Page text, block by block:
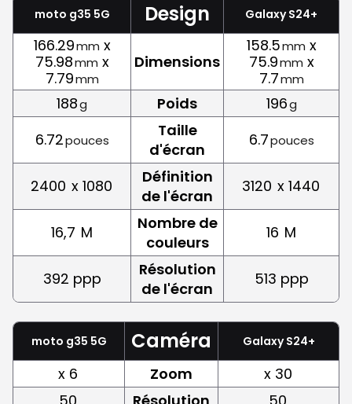
moto g35 5G Design Galaxy S24+
166.29mm x
75.98mm x
7.79mm
Dimensions
158.5mm x
75.9mm x
7.7mm
188g Poids 196g
6.72pouces
Taille
d'écran
6.7pouces
2400 x 1080
Définition
de l'écran
3120 x 1440
16,7 M
Nombre de
couleurs
16 M
392 ppp
Résolution
de l'écran
513 ppp
moto g35 5G Caméra Galaxy S24+
x 6 Zoom
x 30